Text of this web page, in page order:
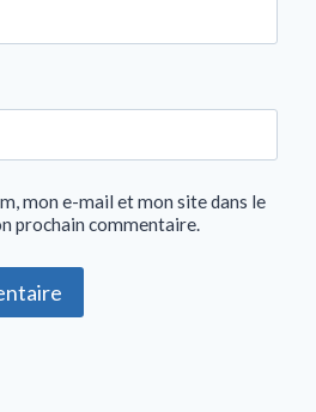
mon e-mail et mon site dans le
prochain commentaire.